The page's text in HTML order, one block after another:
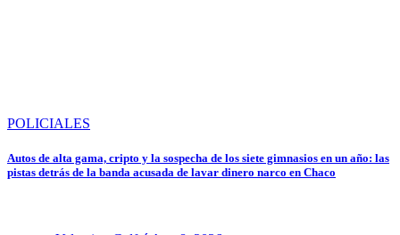
POLICIALES
Autos de alta gama, cripto y la sospecha de los siete gimnasios en un año: las
pistas detrás de la banda acusada de lavar dinero narco en Chaco